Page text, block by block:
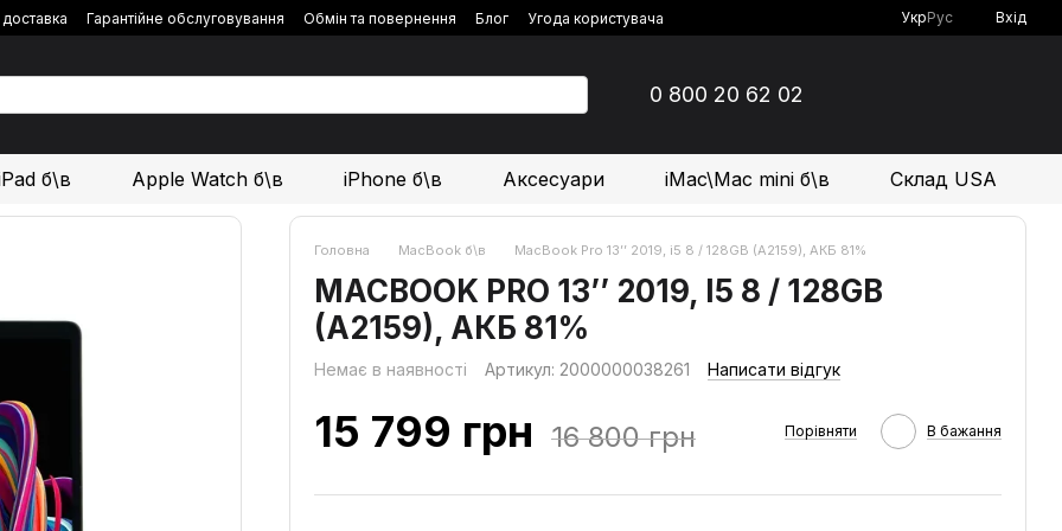
Гарантійне обслуговування Обмін та повернення Блог
Угода користувача
УкрРус Вхід
0 800 20 62 02
б\в Apple Watch б\в iPhone б\в Аксесуари iMac\Mac mini б\в Склад USA
Головна MacBook б\в MacBook Pro 13’’ 2019, i5 8 / 128GB (A2159), АКБ 81%
MACBOOK PRO 13’’ 2019, I5 8 / 128GB
(A2159), АКБ 81%
Немає в наявності Артикул: 2000000038261 Написати відгук
15 799 грн 16 800 грн Порівняти В бажання